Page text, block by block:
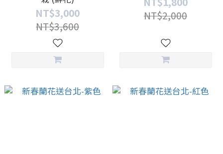
NT$3,000
NT$3,600
NT$2,000